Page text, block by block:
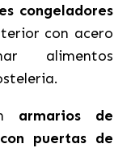
congeladores
con acero
alimentos
armarios de
puertas de